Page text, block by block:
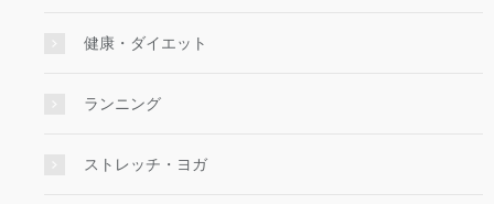
健康・ダイエット
ランニング
ストレッチ・ヨガ